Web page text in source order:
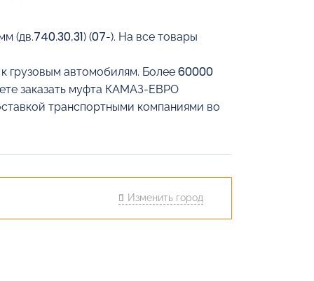
(дв.740.30,31) (07-). На все товары
грузовым автомобилям. Более 60000
заказать муфта КАМАЗ-ЕВРО
транспортными компаниями во
Изменить город